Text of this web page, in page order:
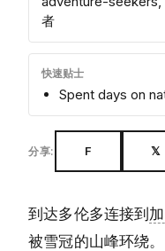
者
快速贴士
Spent days on
分享: F 𝕏
到达多伦多连接到
被雪冠的山峰环绕